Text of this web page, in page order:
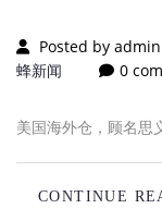
Posted by admin
蜂新闻
0
美国海外仓，顾名
CONTINUE